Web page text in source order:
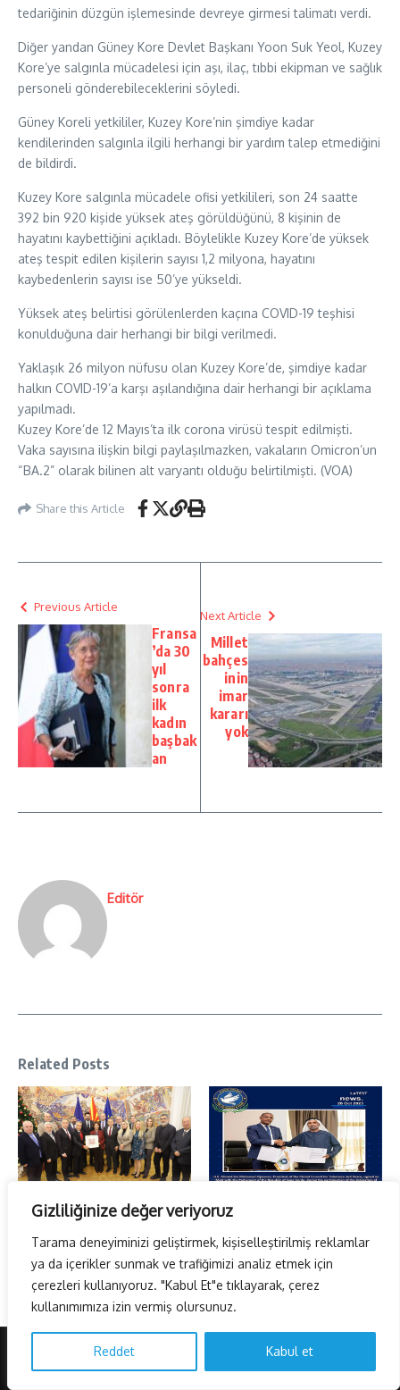
Gizliliğinize değer veriyoruz
Tarama deneyiminizi geliştirmek, kişiselleştirilmiş reklamlar
ya da içerikler sunmak ve trafiğimizi analiz etmek için
çerezleri kullanıyoruz. "Kabul Et"e tıklayarak, çerez
kullanımımıza izin vermiş olursunuz.
Reddet Kabul et
tedariğinin düzgün işlemesinde devreye girmesi talimatı verdi.
Diğer yandan Güney Kore Devlet Başkanı Yoon Suk Yeol, Kuzey
Kore’ye salgınla mücadelesi için aşı, ilaç, tıbbi ekipman ve sağlık
personeli gönderebileceklerini söyledi.
Güney Koreli yetkililer, Kuzey Kore’nin şimdiye kadar
kendilerinden salgınla ilgili herhangi bir yardım talep etmediğini
de bildirdi.
Kuzey Kore salgınla mücadele ofisi yetkilileri, son 24 saatte
392 bin 920 kişide yüksek ateş görüldüğünü, 8 kişinin de
hayatını kaybettiğini açıkladı. Böylelikle Kuzey Kore’de yüksek
ateş tespit edilen kişilerin sayısı 1,2 milyona, hayatını
kaybedenlerin sayısı ise 50’ye yükseldi.
Yüksek ateş belirtisi görülenlerden kaçına COVID-19 teşhisi
konulduğuna dair herhangi bir bilgi verilmedi.
Yaklaşık 26 milyon nüfusu olan Kuzey Kore’de, şimdiye kadar
halkın COVID-19’a karşı aşılandığına dair herhangi bir açıklama
yapılmadı.
Kuzey Kore’de 12 Mayıs’ta ilk corona virüsü tespit edilmişti.
Vaka sayısına ilişkin bilgi paylaşılmazken, vakaların Omicron’un
“BA.2” olarak bilinen alt varyantı olduğu belirtilmişti. (VOA)
Share this Article
Previous Article
Fransa
’da 30
yıl
sonra
ilk
kadın
başbak
an
Next Article
Millet
bahçes
inin
imar
kararı
yok
Editör
Related Posts
Küresel Gazeteciler Konseyi
28 Aralık 2024
GineBisau Cumhuriyeti ile bir
31 Ekim 2023
Copyright © 2026 AvrasyaHaber TV | Powered byHaber Dergisi X
Türkçe